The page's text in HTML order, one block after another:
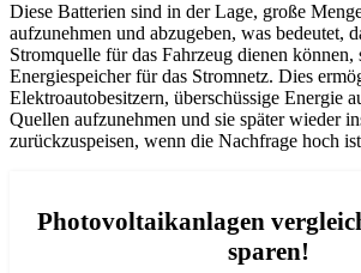
Diese Batterien sind in der Lage, große
aufzunehmen und abzugeben, was bedeutet,
Stromquelle für das Fahrzeug dienen können,
Energiespeicher für das Stromnetz. Dies
Elektroautobesitzern, überschüssige Energie
Quellen aufzunehmen und sie später wieder
zurückzuspeisen, wenn die Nachfrage hoch
Photovoltaikanlagen
sparen!